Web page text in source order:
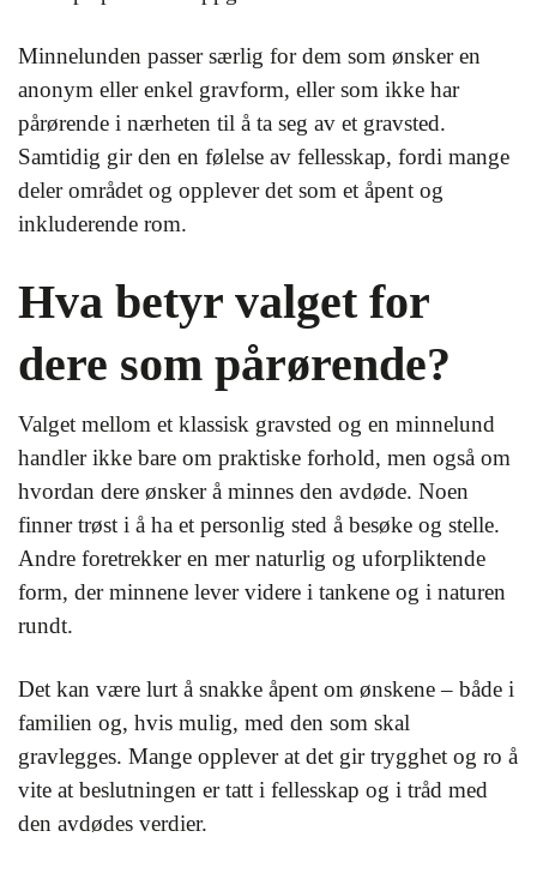
Minnelunden passer særlig for dem som ønsker en
anonym eller enkel gravform, eller som ikke har
pårørende i nærheten til å ta seg av et gravsted.
Samtidig gir den en følelse av fellesskap, fordi mange
deler området og opplever det som et åpent og
inkluderende rom.
Hva betyr valget for
dere som pårørende?
Valget mellom et klassisk gravsted og en minnelund
handler ikke bare om praktiske forhold, men også om
hvordan dere ønsker å minnes den avdøde. Noen
finner trøst i å ha et personlig sted å besøke og stelle.
Andre foretrekker en mer naturlig og uforpliktende
form, der minnene lever videre i tankene og i naturen
rundt.
Det kan være lurt å snakke åpent om ønskene – både i
familien og, hvis mulig, med den som skal
gravlegges. Mange opplever at det gir trygghet og ro å
vite at beslutningen er tatt i fellesskap og i tråd med
den avdødes verdier.